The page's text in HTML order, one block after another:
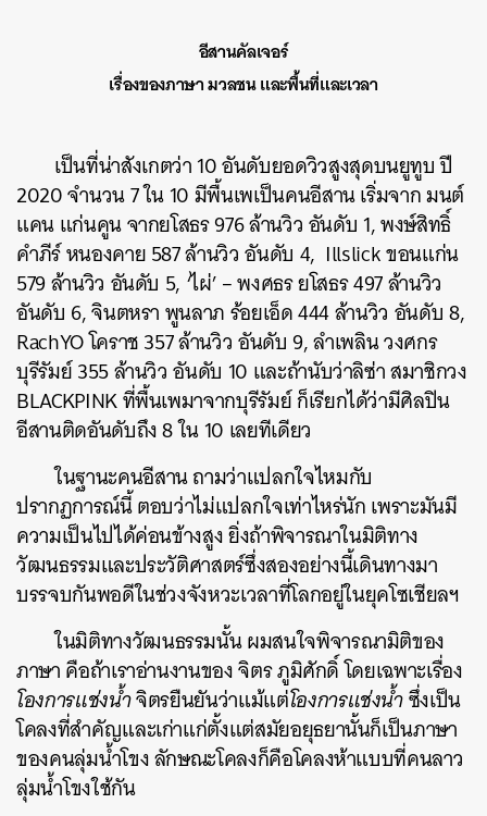
อีสานคัลเจอร์
เรื่องของภาษา มวลชน และพื้นที่และเวลา
เป็นที่น่าสังเกตว่า10 อันดับยอดวิวสูงสุดบนยูทูบ ปี
2020จำนวน 7 ใน 10 มีพื้นเพเป็นคนอีสาน เริ่มจากมนต์
แคน แก่นคูน จากยโสธร 976 ล้านวิว อันดับ 1, พงษ์สิทธิ์
คำภีร์ หนองคาย 587 ล้านวิว อันดับ 4, Illslick ขอนแก่น
579 ล้านวิว อันดับ 5, ‘ไผ่’ –พงศธร ยโสธร 497 ล้านวิว
อันดับ 6, จินตหรา พูนลาภ ร้อยเอ็ด 444 ล้านวิว อันดับ 8,
RachYO โคราช 357 ล้านวิว อันดับ 9, ลำเพลิน วงศกร
บุรีรัมย์355ล้านวิว อันดับ 10 และถ้านับว่าลิซ่า สมาชิกวง
BLACKPINKที่พื้นเพมาจากบุรีรัมย์ ก็เรียกได้ว่ามีศิลปิน
อีสานติดอันดับถึง 8 ใน 10 เลยทีเดียว
ในฐานะคนอีสาน ถามว่าแปลกใจไหมกับ
ปรากฏการณ์นี้ ตอบว่าไม่แปลกใจเท่าไหร่นัก เพราะมันมี
ความเป็นไปได้ค่อนข้างสูง ยิ่งถ้าพิจารณาในมิติทาง
วัฒนธรรมและประวัติศาสตร์ซึ่งสองอย่างนี้เดินทางมา
บรรจบกันพอดีในช่วงจังหวะเวลาที่โลกอยู่ในยุคโซเชียลฯ
ในมิติทางวัฒนธรรมนั้น ผมสนใจพิจารณามิติของ
ภาษา คือถ้าเราอ่านงานของ จิตร ภูมิศักดิ์ โดยเฉพาะเรื่อง
โองการแช่งน้ำจิตรยืนยันว่าแม้แต่โองการแช่งน้ำซึ่งเป็น
โคลงที่สำคัญและเก่าแก่ตั้งแต่สมัยอยุธยานั้นก็เป็นภาษา
ของคนลุ่มน้ำโขง ลักษณะโคลงก็คือโคลงห้าแบบที่คนลาว
ลุ่มน้ำโขงใช้กัน